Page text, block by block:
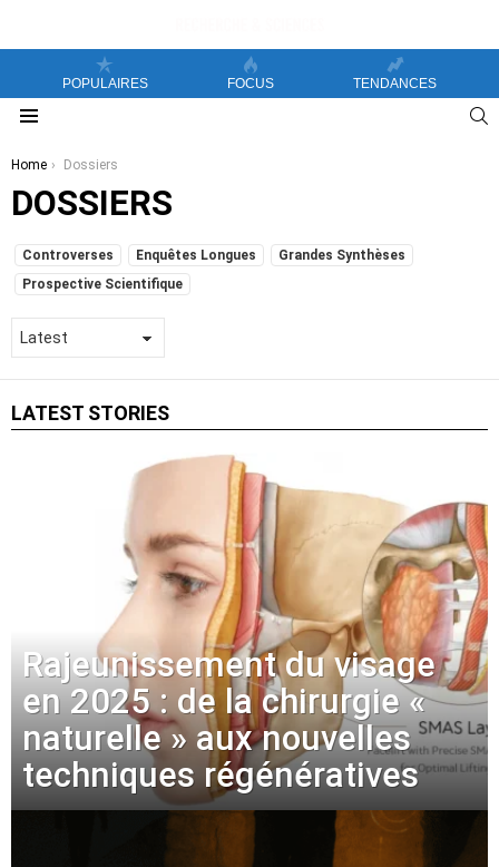
POPULAIRES FOCUS TENDANCES
You are here:
Home Dossiers
DOSSIERS
SUBTERMS
Controverses Enquêtes Longues
Grandes Synthèses
Prospective Scientifique
LATEST STORIES
Rajeunissement du visage
en 2025 : de la chirurgie «
naturelle » aux nouvelles
techniques régénératives